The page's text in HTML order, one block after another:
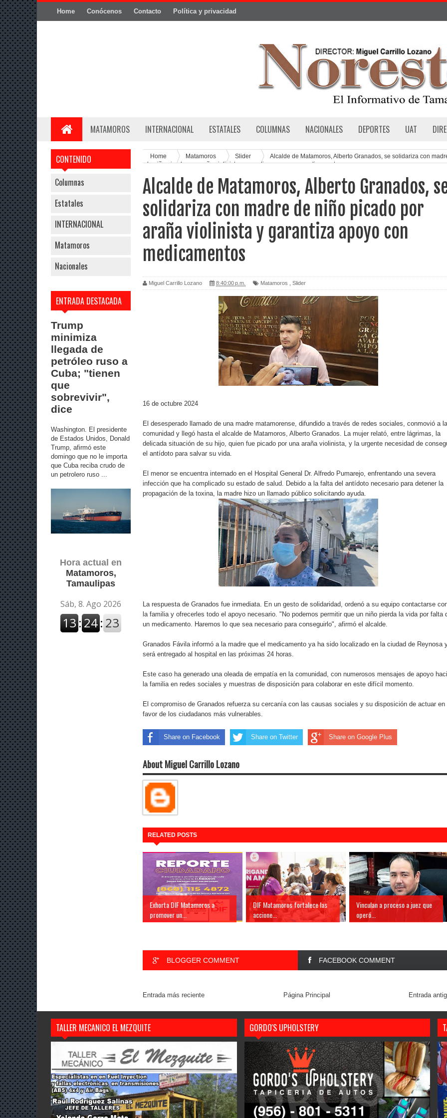
Home Conócenos Contacto Política y privacidad
MATAMOROS INTERNACIONAL ESTATALES COLUMNAS NACIONALES DEPORTES UAT
CONTENIDO
Columnas
Estatales
INTERNACIONAL
Matamoros
Nacionales
ENTRADA DESTACADA
Trump
minimiza
llegada de
petróleo ruso a
Cuba; "tienen
que
sobrevivir",
dice
Washington. El presidente
de Estados Unidos, Donald
Trump, afirmó este
domingo que no le importa
que Cuba reciba crudo de
un petrolero ruso ...
Hora actual en
Matamoros,
Tamaulipas
Home Matamoros Slider
Alcalde de Matamoros, Alberto Granados, se solidariza con
de niño picado por araña violinista y garantiza apoyo con medicamentos
Alcalde de Matamoros, Alberto Granados,
solidariza con madre de niño picado por
araña violinista y garantiza apoyo con
medicamentos
Miguel Carrillo Lozano 8:40:00 p.m. Matamoros Slider
16 de octubre 2024
El desesperado llamado de una madre matamorense, difundido a través de redes sociales, conmovió a la
comunidad y llegó hasta el alcalde de Matamoros, Alberto Granados. La mujer relató, entre lágrimas, la
delicada situación de su hijo, quien fue picado por una araña violinista, y la urgente necesidad de
el antídoto para salvar su vida.
El menor se encuentra internado en el Hospital General Dr. Alfredo Pumarejo, enfrentando una severa
infección que ha complicado su estado de salud. Debido a la falta del antídoto necesario para detener la
propagación de la toxina, la madre hizo un llamado público solicitando ayuda.
La respuesta de Granados fue inmediata. En un gesto de solidaridad, ordenó a su equipo contactarse
la familia y ofrecerles todo el apoyo necesario. "No podemos permitir que un niño pierda la vida por falta
un medicamento. Haremos lo que sea necesario para conseguirlo", afirmó el alcalde.
Granados Fávila informó a la madre que el medicamento ya ha sido localizado en la ciudad de Reynosa
será entregado al hospital en las próximas 24 horas.
Este caso ha generado una oleada de empatía en la comunidad, con numerosos mensajes de apoyo
la familia en redes sociales y muestras de disposición para colaborar en este difícil momento.
El compromiso de Granados refuerza su cercanía con las causas sociales y su disposición de actuar en
favor de los ciudadanos más vulnerables.
Share on Facebook Share on Twitter Share on Google Plus
About Miguel Carrillo Lozano
RELATED POSTS
Exhorta DIF Matamoros a
promover un...
DIF Matamoros fortalece las
accione...
Vinculan a proceso a juez que
operó...
BLOGGER COMMENT FACEBOOK COMMENT
Entrada más reciente Entrada
Página Principal
TALLER MECANICO EL MEZQUITE GORDO'S UPHOLSTERY